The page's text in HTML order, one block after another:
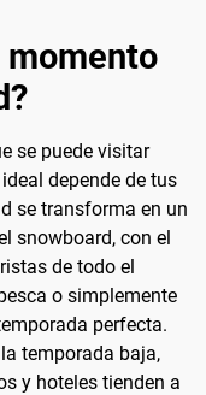
momento
se puede visitar
depende de tus
se transforma en un
snowboard, con el
de todo el
o simplemente
perfecta.
temporada baja,
y hoteles tienden a